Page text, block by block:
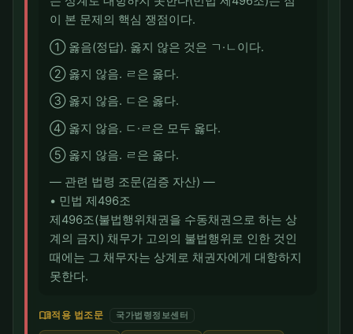
이 본 문제의 핵심 쟁점이다.
① 옳음(정답). 옳지 않은 것은 ㄱ·ㄴ이다.
② 옳지 않음. ㄹ은 옳다.
③ 옳지 않음. ㄷ은 옳다.
④ 옳지 않음. ㄷ·ㄹ은 모두 옳다.
⑤ 옳지 않음. ㄹ은 옳다.
― 관련 법령 조문(검증 자산) ―
• 민법 제496조
제496조(불법행위채권을 수동채권으로 하는 상
계의 금지) 채무가 고의의 불법행위로 인한 것인
때에는 그 채무자는 상계로 채권자에게 대항하지
못한다.
menu_book적용 법조문 국가법령정보센터